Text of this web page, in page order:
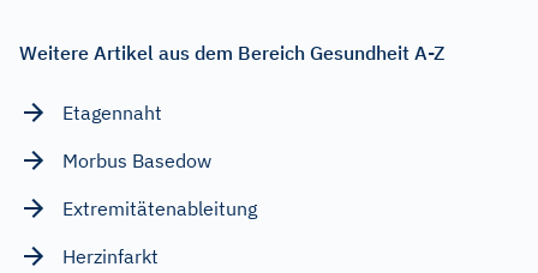
Weitere Artikel aus dem Bereich Gesundheit A-Z
Etagennaht
Morbus Basedow
Extremitätenableitung
Herzinfarkt